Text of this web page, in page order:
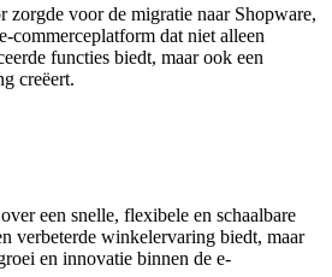
zorgde voor de migratie naar Shopware,
commerceplatform dat niet alleen
functies biedt, maar ook een
creëert.
een snelle, flexibele en schaalbare
verbeterde winkelervaring biedt, maar
en innovatie binnen de e-